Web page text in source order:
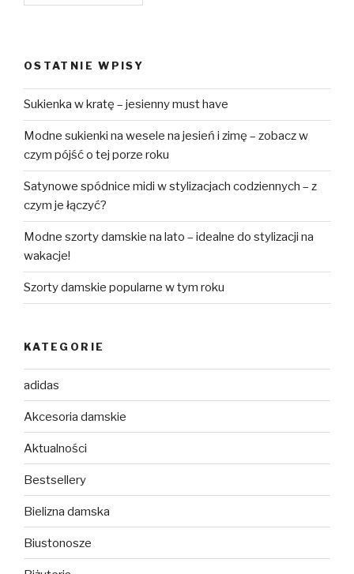
OSTATNIE WPISY
Sukienka w kratę – jesienny must have
Modne sukienki na wesele na jesień i zimę – zobacz w
czym pójść o tej porze roku
Satynowe spódnice midi w stylizacjach codziennych – z
czym je łączyć?
Modne szorty damskie na lato – idealne do stylizacji na
wakacje!
Szorty damskie popularne w tym roku
KATEGORIE
adidas
Akcesoria damskie
Aktualności
Bestsellery
Bielizna damska
Biustonosze